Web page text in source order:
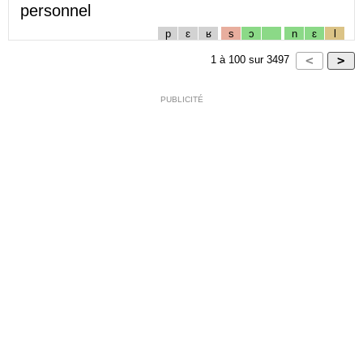
personnel
p ɛ ʁ s ɔ n ɛ l
1 à 100 sur 3497
PUBLICITÉ